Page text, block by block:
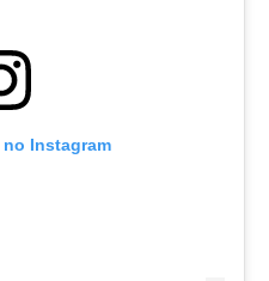
Instagram